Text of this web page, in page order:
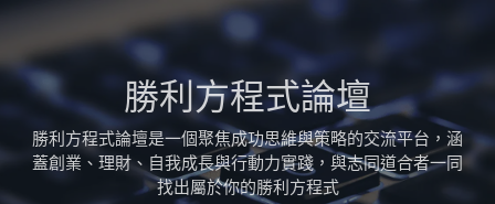
Skip
content
勝利方程式論壇
勝利方程式論壇是一個聚焦成功思維與策略的交流平台，涵
蓋創業、理財、自我成長與行動力實踐，與志同道合者一同
找出屬於你的勝利方程式